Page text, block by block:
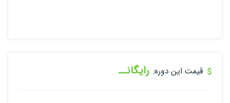
قیمت این دوره: رایگانــ